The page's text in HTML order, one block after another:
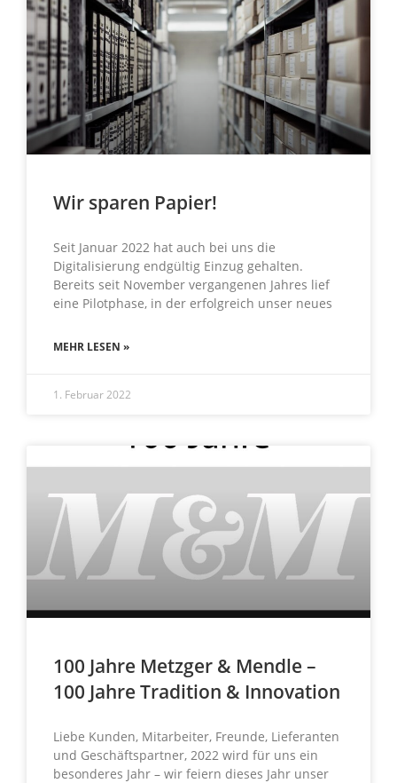
Wir sparen Papier!
Seit Januar 2022 hat auch bei uns die
Digitalisierung endgültig Einzug gehalten.
Bereits seit November vergangenen Jahres lief
eine Pilotphase, in der erfolgreich unser neues
MEHR LESEN »
1. Februar 2022
100 Jahre Metzger & Mendle –
100 Jahre Tradition & Innovation
Liebe Kunden, Mitarbeiter, Freunde, Lieferanten
und Geschäftspartner, 2022 wird für uns ein
besonderes Jahr – wir feiern dieses Jahr unser